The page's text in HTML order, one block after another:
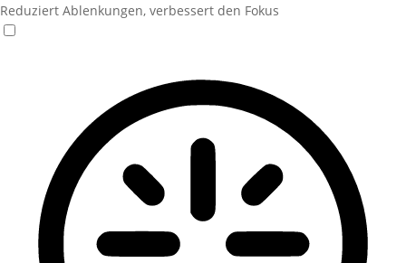
Reduziert Ablenkungen, verbessert den Fokus